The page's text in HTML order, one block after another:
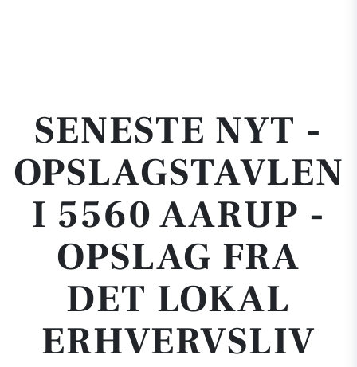
SENESTE NYT -
OPSLAGSTAVLEN
I 5560 AARUP -
OPSLAG FRA
DET LOKAL
ERHVERVSLIV